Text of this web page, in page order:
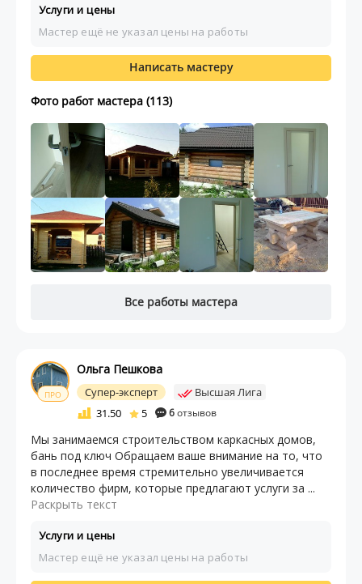
Услуги и цены
Мастер ещё не указал цены на работы
Написать мастеру
Фото работ мастера (113)
Все работы мастера
ПРО
Ольга Пешкова
Супер-эксперт
Высшая Лига
31.50
5 6отзывов
Мы занимаемся строительством каркасных домов,
бань под ключ Обращаем ваше внимание на то, что
в последнее время стремительно увеличивается
количество фирм, которые предлагают услуги за ...
Раскрыть текст
Услуги и цены
Мастер ещё не указал цены на работы